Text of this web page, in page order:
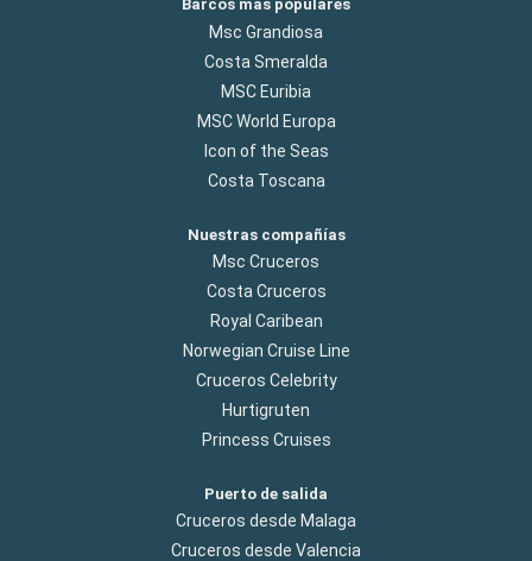
Barcos más populares
Msc Grandiosa
Costa Smeralda
MSC Euribia
MSC World Europa
Icon of the Seas
Costa Toscana
Nuestras compañías
Msc Cruceros
Costa Cruceros
Royal Caribean
Norwegian Cruise Line
Cruceros Celebrity
Hurtigruten
Princess Cruises
Puerto de salida
Cruceros desde Malaga
Cruceros desde Valencia